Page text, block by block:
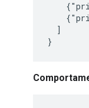
  ]